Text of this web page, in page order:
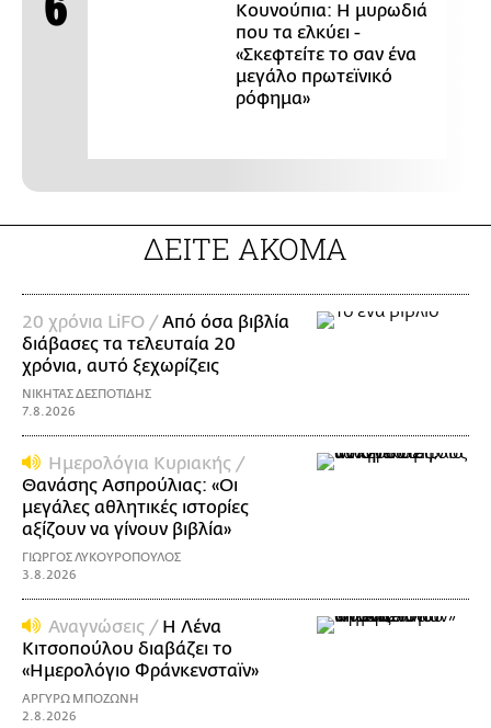
Κουνούπια: Η μυρωδιά
που τα ελκύει -
«Σκεφτείτε το σαν ένα
μεγάλο πρωτεϊνικό
ρόφημα»
ΔΕΙΤΕ ΑΚΟΜΑ
20 χρόνια LiFO / Από όσα βιβλία
διάβασες τα τελευταία 20
χρόνια, αυτό ξεχωρίζεις
ΝΙΚΗΤΑΣ ΔΕΣΠΟΤΙΔΗΣ
7.8.2026
Ημερολόγια Κυριακής /
Θανάσης Ασπρούλιας: «Οι
μεγάλες αθλητικές ιστορίες
αξίζουν να γίνουν βιβλία»
ΓΙΩΡΓΟΣ ΛΥΚΟΥΡΟΠΟΥΛΟΣ
3.8.2026
Αναγνώσεις / Η Λένα
Κιτσοπούλου διαβάζει το
«Ημερολόγιο Φράνκενσταϊν»
ΑΡΓΥΡΩ ΜΠΟΖΩΝΗ
2.8.2026